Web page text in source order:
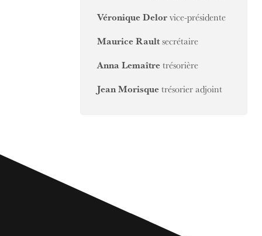
Véronique Delorvice-présidente
Maurice Raultsecrétaire
Anna Lemaîtretrésorière
Jean Morisquetrésorier adjoint